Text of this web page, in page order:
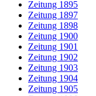
Zeitung 1895
Zeitung 1897
Zeitung 1898
Zeitung 1900
Zeitung 1901
Zeitung 1902
Zeitung 1903
Zeitung 1904
Zeitung 1905